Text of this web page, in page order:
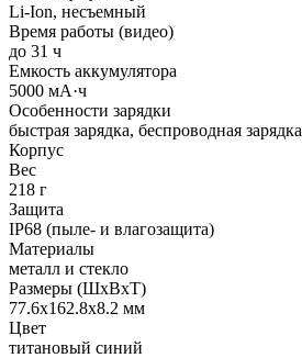
Li-Ion, несъемный
Время работы (видео)
до 31 ч
Емкость аккумулятора
5000 мА·ч
Особенности зарядки
быстрая зарядка, беспроводная зарядка
Корпус
Вес
218 г
Защита
IP68 (пыле- и влагозащита)
Материалы
металл и стекло
Размеры (ШхВхТ)
77.6x162.8x8.2 мм
Цвет
титановый синий